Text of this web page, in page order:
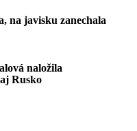
na javisku zanechala
naložila
Rusko